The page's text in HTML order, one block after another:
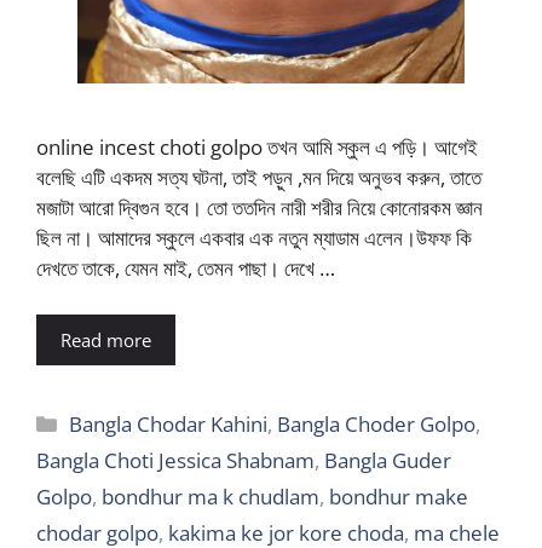
online incest choti golpo তখন আমি স্কুল এ পড়ি। আগেই
বলেছি এটি একদম সত্য ঘটনা, তাই পড়ুন ,মন দিয়ে অনুভব করুন, তাতে
মজাটা আরো দ্বিগুন হবে। তো ততদিন নারী শরীর নিয়ে কোনোরকম জ্ঞান
ছিল না। আমাদের স্কুলে একবার এক নতুন ম্যাডাম এলেন।উফফ কি
দেখতে তাকে, যেমন মাই, তেমন পাছা। দেখে …
Read more
Categories
Bangla Chodar Kahini, Bangla Choder Golpo,
Bangla Choti Jessica Shabnam, Bangla Guder
Golpo, bondhur ma k chudlam, bondhur make
chodar golpo, kakima ke jor kore choda, ma chele